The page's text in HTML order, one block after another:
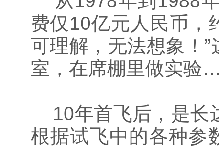
费仅10亿元人民币，
可理解，无法想象！
室，在席棚里做实
10年首飞后，是长
根据试飞中的各种参